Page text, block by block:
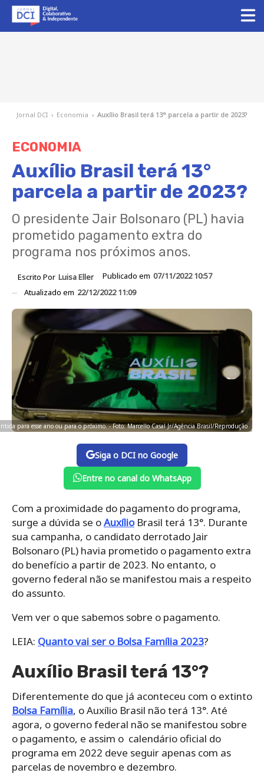
Jornal DCI › Economia › Auxílio Brasil terá 13° parcela a partir de 2023?
ECONOMIA
Auxílio Brasil terá 13°
parcela a partir de 2023?
O presidente Jair Bolsonaro (PL) havia
prometido pagamento extra do
programa nos próximos anos.
Escrito Por Luisa Eller Publicado em 07/11/2022 10:57
Atualizado em 22/12/2022 11:09
para esse ano ou para o próximo. - Foto: Marcello Casal Jr/Agência Brasil/Reprodução
Siga o DCI no Google
Entre no canal do WhatsApp
Com a proximidade do pagamento do programa,
surge a dúvida se oAuxílioBrasil terá 13°. Durante
sua campanha, o candidato derrotado Jair
Bolsonaro (PL) havia prometido o pagamento extra
do benefício a partir de 2023. No entanto, o
governo federal não se manifestou mais a respeito
do assunto.
Vem ver o que sabemos sobre o pagamento.
LEIA: Quanto vai ser o Bolsa Família 2023?
Auxílio Brasil terá 13°?
Diferentemente do que já aconteceu com o extinto
Bolsa Família, o Auxílio Brasil não terá 13°. Até
agora, o governo federal não se manifestou sobre
o pagamento, e assim o calendário oficial do
programa em 2022 deve seguir apenas com as
parcelas de novembro e dezembro.